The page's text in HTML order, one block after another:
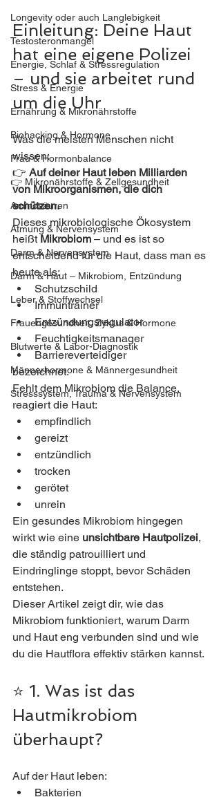
Longevity oder auch Langlebigkeit
Testosteronmangel
Energie, Schlaf & Stressregulation
Stress & Energie
Ernährung & Mikronährstoffe
Biohacking & Hormone
Frau & Hormonbalance
👉 Mikronährstoffe & Zellgesundheit
Aminosäuren
Atmung & Nervensystem
Darm & Nervensystem
Darm & Haut – Mikrobiom, Entzündung
Leber & Stoffwechsel
Frauengesundheit, Zyklus & Hormone
Blutwerte & Labor-Diagnostik
Männerhormone & Männergesundheit
Stresssystem, Trauma & Nervensystem
Einleitung: Deine Haut
hat eine eigene Polizei
– und sie arbeitet rund
um die Uhr
Was die meisten Menschen nicht
wissen:
👉 Auf deiner Haut leben Milliarden
von Mikroorganismen, die dich
schützen.
Dieses mikrobiologische Ökosystem
heißt Mikrobiom – und es ist so
entscheidend für die Haut, dass man es
heute als:
Schutzschild
Immuntrainer
Entzündungsregulator
Feuchtigkeitsmanager
Barriereverteidiger
bezeichnet.
Fehlt dem Mikrobiom die Balance,
reagiert die Haut:
empfindlich
gereizt
entzündlich
trocken
gerötet
unrein
Ein gesundes Mikrobiom hingegen
wirkt wie eine unsichtbare Hautpolizei,
die ständig patrouilliert und
Eindringlinge stoppt, bevor Schäden
entstehen.
Dieser Artikel zeigt dir, wie das
Mikrobiom funktioniert, warum Darm
und Haut eng verbunden sind und wie
du die Hautflora effektiv stärken kannst.
⭐ 1. Was ist das
Hautmikrobiom
überhaupt?
Auf der Haut leben:
Bakterien